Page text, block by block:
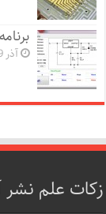
آذر 19, 1392
زکات علم